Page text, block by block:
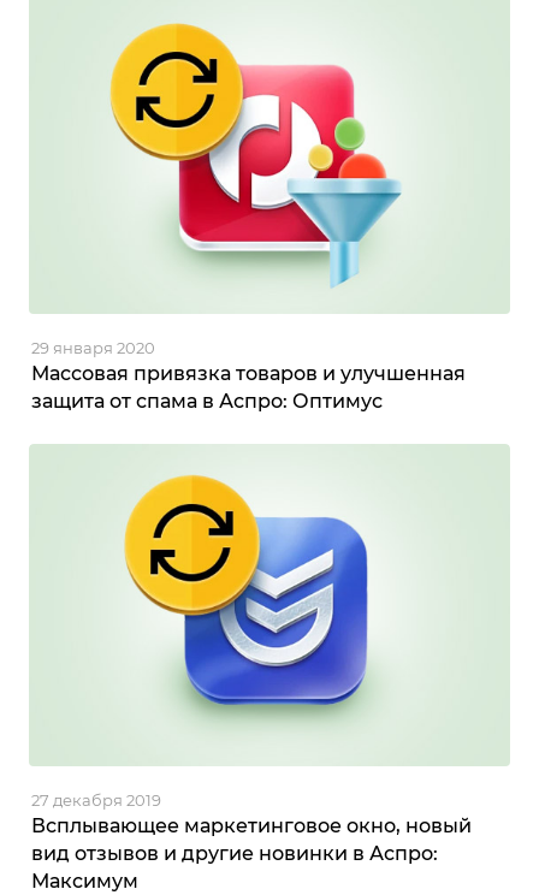
Массовая привязка товаров и улучшенная
защита от спама в Аспро: Оптимус
29 января 2020
Всплывающее маркетинговое окно, новый
вид отзывов и другие новинки в Аспро:
Максимум
27 декабря 2019